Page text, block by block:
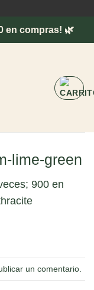
en compras! 🌿
lime-green
900 en
un comentario